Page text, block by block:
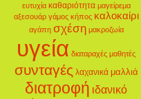
ευτυχία καθαριότητα μαγείρεμα
αξεσουάρ γάμος κήπος καλοκαίρι
αγάπη σχέση μακροζωία
υγεία διαταραχές μαθητές
συνταγές λαχανικά μαλλιά
διατροφή ιδανικό